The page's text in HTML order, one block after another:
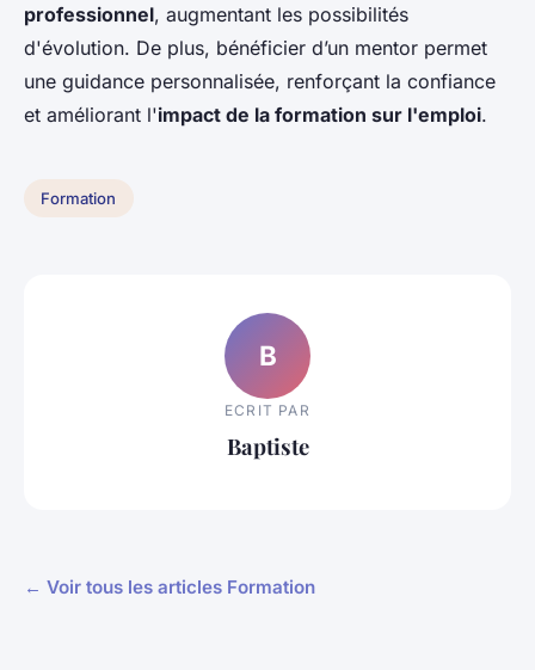
professionnel, augmentant les possibilités
d'évolution. De plus, bénéficier d’un mentor permet
une guidance personnalisée, renforçant la confiance
et améliorant l'impact de la formation sur l'emploi.
Formation
B
ECRIT PAR
Baptiste
← Voir tous les articles Formation